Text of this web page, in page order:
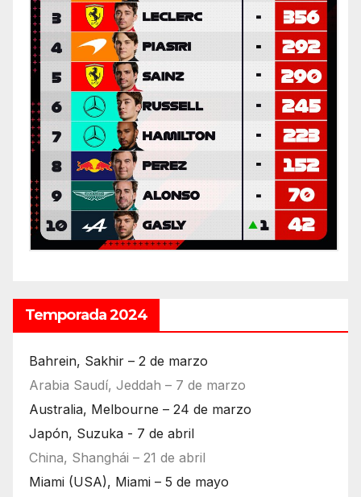
Temporada 2024
Bahrein, Sakhir – 2 de marzo
Arabia Saudí, Jeddah – 7 de marzo
Australia, Melbourne – 24 de marzo
Japón, Suzuka - 7 de abril
China, Shanghái – 21 de abril
Miami (USA), Miami – 5 de mayo